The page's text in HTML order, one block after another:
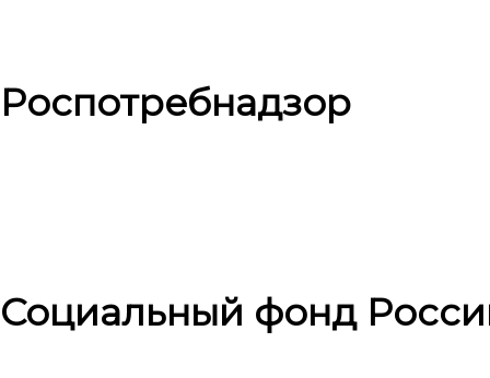
Роспотребнадзор
Социальный фонд